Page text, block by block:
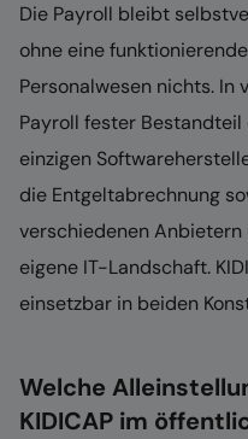
Die Payroll bleibt
ohne eine
Personalwesen nichts. In
Payroll fester
einzigen
die Entgeltabrechnung
verschiedenen
eigene IT-Landschaft.
einsetzbar in beiden
Welche
KIDICAP im